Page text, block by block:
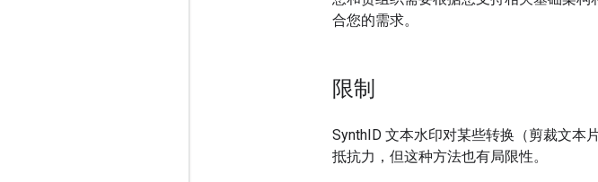
合您的需求。
限制
SynthID 文本水印对某些转换（剪裁文本
抵抗力，但这种方法也有局限性。